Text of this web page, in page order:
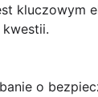
kluczowym
o